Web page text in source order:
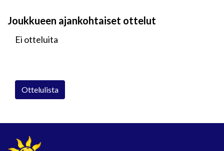
Joukkueen ajankohtaiset ottelut
Ei otteluita
Ottelulista